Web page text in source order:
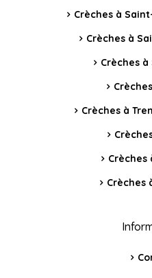
Crèches à
Crèches à
Crèches
Crèches à
Crèches
Crèches